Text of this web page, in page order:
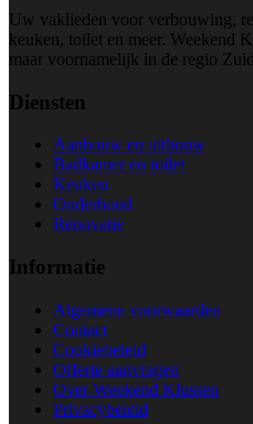
Uw vaklieden voor verbouwing,
keuken, toilet en meer. Weekend
maar voornamelijk in de regio
Diensten
Aanbouw en uitbouw
Badkamer en toilet
Keuken
Onderhoud
Renovatie
Informatie
Algemene voorwaarden
Contact
Cookiebeleid
Offerte aanvragen
Over Weekend Klussen
Privacybeleid